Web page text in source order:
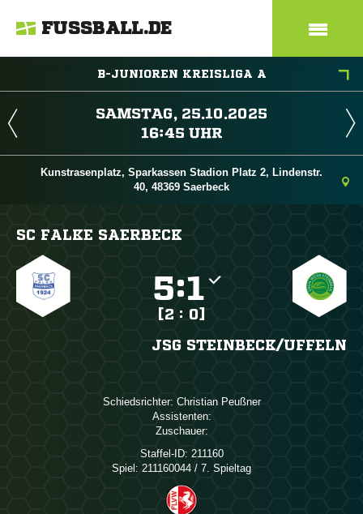
FUSSBALL.DE
B-JUNIOREN KREISLIGA A
 
 
Kunstrasenplatz, Sparkassen Stadion Platz 2, Lindenstr.
40, 48369 Saerbeck
SC FALKE SAERBECK
:
[2 : 0]
JSG STEINBECK/​UFFELN
Schiedsrichter:  
Assistenten:
Zuschauer:
Staffel-ID: 211160
Spiel: 211160044 / 7. Spieltag